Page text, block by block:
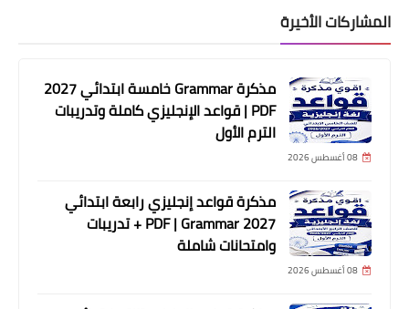
المشاركات الأخيرة
مذكرة Grammar خامسة ابتدائي 2027
PDF | قواعد الإنجليزي كاملة وتدريبات
الترم الأول
08 أغسطس 2026
مذكرة قواعد إنجليزي رابعة ابتدائي
2027 PDF | Grammar + تدريبات
وامتحانات شاملة
08 أغسطس 2026